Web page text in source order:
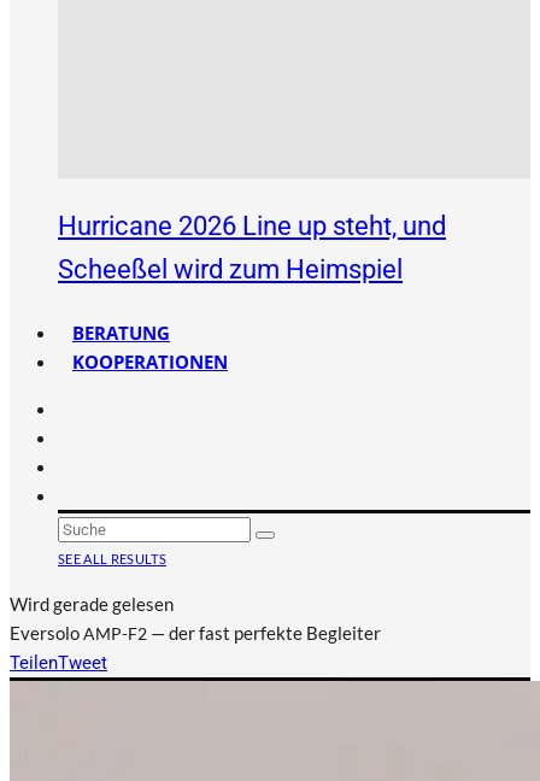
Hurricane 2026 Line up steht, und
Scheeßel wird zum Heimspiel
BERATUNG
KOOPERATIONEN
SEE ALL RESULTS
Wird gerade gelesen
EversoloAMP-F2 — der fast perfekte Begleiter
TeilenTweet